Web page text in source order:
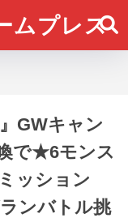
ムプレス
GWキャン
で★6モンス
ッション
ンバトル挑